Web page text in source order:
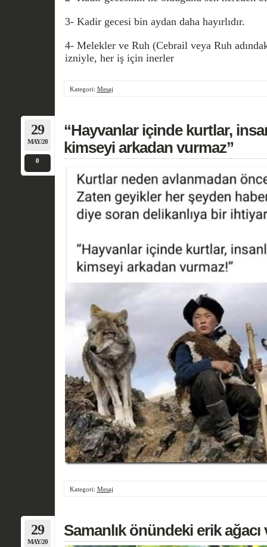
3- Kadir gecesi bin aydan daha hayırlıdır.
4- Melekler ve Ruh (Cebrail veya Ruh
izniyle, her iş için inerler
Kategori: Mesaj
29
MAY/20
0
“Hayvanlar içinde kurtlar,
kimseyi arkadan vurmaz”
Kategori: Mesaj
29
MAY/20
Samanlık önündeki erik